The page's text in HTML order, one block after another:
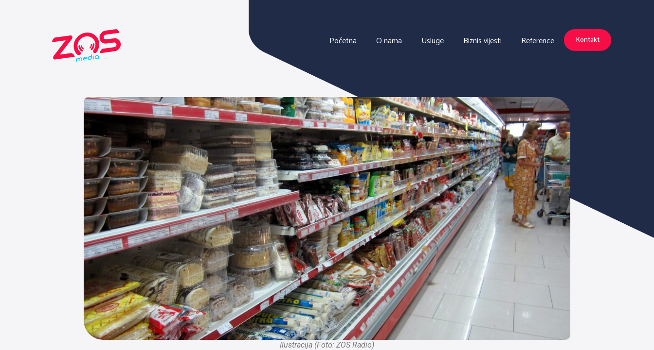
Početna O nama Usluge Biznis vijesti Reference Kontakt
Ilustracija (Foto: ZOS Radio)